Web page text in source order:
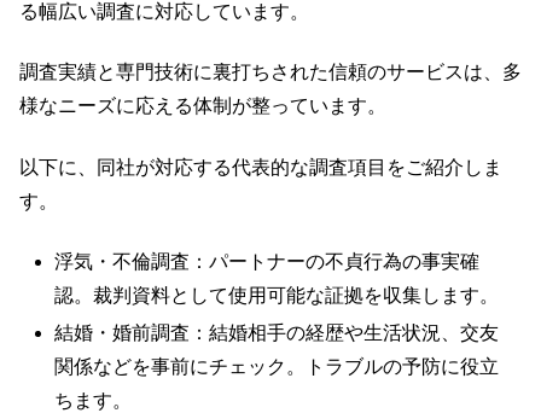
る幅広い調査に対応しています。
調査実績と専門技術に裏打ちされた信頼のサービスは、多
様なニーズに応える体制が整っています。
以下に、同社が対応する代表的な調査項目をご紹介しま
す。
浮気・不倫調査：パートナーの不貞行為の事実確
認。裁判資料として使用可能な証拠を収集します。
結婚・婚前調査：結婚相手の経歴や生活状況、交友
関係などを事前にチェック。トラブルの予防に役立
ちます。